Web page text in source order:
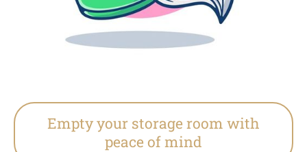
Empty your storage room with
peace of mind